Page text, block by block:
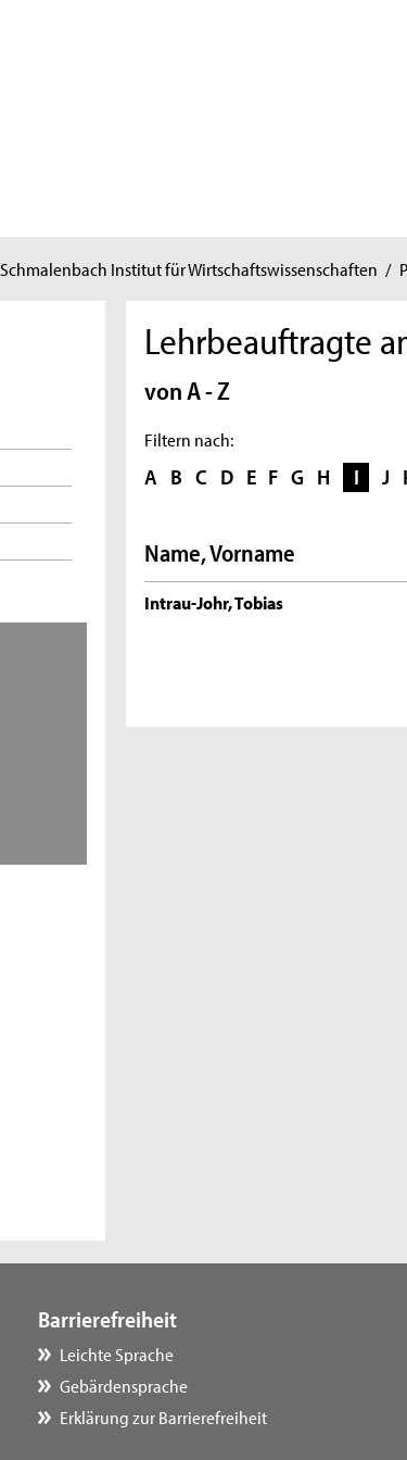
Schmalenbach Institut für Wirtschaftswissenschaften /
Lehrbeauftragte
von A - Z
Filtern nach:
A B C D E F G H I J
Name, Vorname
Intrau-Johr, Tobias
Barrierefreiheit
Leichte Sprache
Gebärdensprache
Erklärung zur Barrierefreiheit